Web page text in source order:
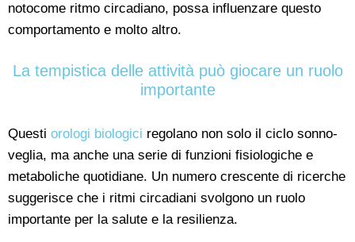
notocome ritmo circadiano, possa influenzare questo
comportamento e molto altro.
La tempistica delle attività può giocare un ruolo
importante
Questi orologi biologici regolano non solo il ciclo sonno-
veglia, ma anche una serie di funzioni fisiologiche e
metaboliche quotidiane. Un numero crescente di ricerche
suggerisce che i ritmi circadiani svolgono un ruolo
importante per la salute e la resilienza.